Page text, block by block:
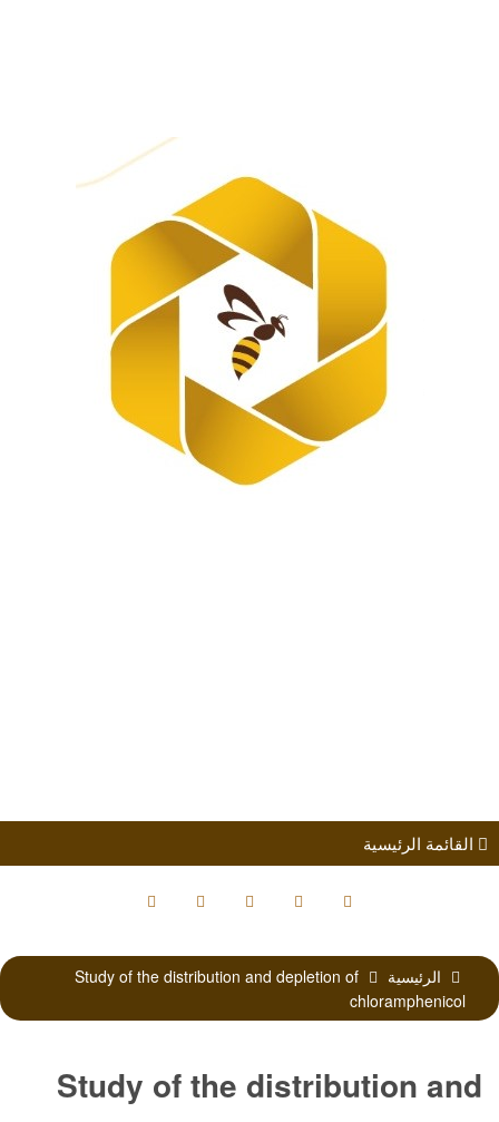
القائمة الرئيسية
الرئيسية
Study of the distribution and depletion of
chloramphenicol
Study of the distribution and